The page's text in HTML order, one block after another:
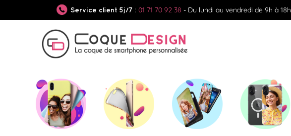
Service client 5j/7 : 01 71 70 92 38 - Du lundi au vendredi de 9h à 18h